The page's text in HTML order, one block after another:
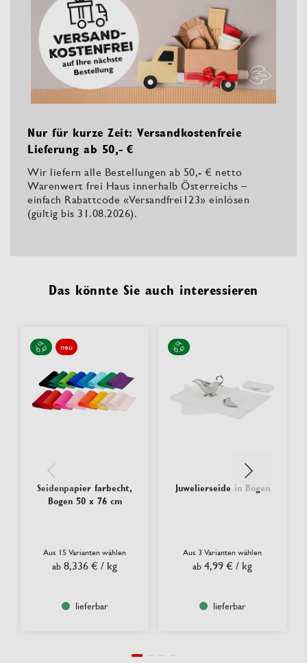
Nur für kurze Zeit: Versandkostenfreie
Lieferung ab 50,- €
Wir liefern alle Bestellungen ab 50,- € netto
Warenwert frei Haus innerhalb Österreichs –
einfach Rabattcode «Versandfrei123» einlösen
(gültig bis 31.08.2026).
Das könnte Sie auch interessieren
neu
Seidenpapier farbecht,
Bogen 50 x 76 cm
Aus 15 Varianten wählen
ab 8,336 € / kg
lieferbar
Juwelierseide in Bögen
Aus 3 Varianten wählen
ab 4,99 € / kg
lieferbar